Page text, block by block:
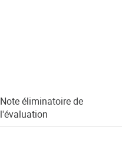
Note éliminatoire de
l'évaluation